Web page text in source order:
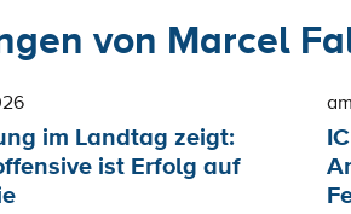
von Marcel
im Landtag zeigt:
ist Erfolg auf